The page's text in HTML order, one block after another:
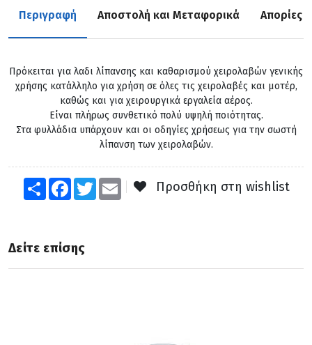
Περιγραφή Αποστολή και Μεταφορικά Απορίες
Πρόκειται για λαδι λίπανσης και καθαρισμού χειρολαβών γενικής
χρήσης κατάλληλο για χρήση σε όλες τις χειρολαβές και μοτέρ,
καθώς και για χειρουργικά εργαλεία αέρος.
Είναι πλήρως συνθετικό πολύ υψηλή ποιότητας.
Στα φυλλάδια υπάρχουν και οι οδηγίες χρήσεως για την σωστή
λίπανση των χειρολαβών.
Share FacebookTwitterEmail Προσθήκη στη wishlist
Δείτε επίσης